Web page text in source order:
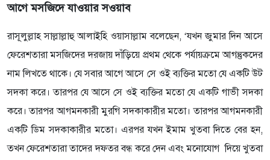
আগে মসজিদে যাওয়ার সওয়াব
রাসূলুল্লাহ সাল্লাল্লাহু আলাইহি ওয়াসাল্লাম বলেছেন, ‘যখন জুমার দিন আসে
ফেরেশতারা মসজিদের দরজায় দাঁড়িয়ে প্রথম থেকে পর্যায়ক্রমে আগন্তুকদের
নাম লিখতে থাকে। যে সবার আগে আসে সে ওই ব্যক্তির মতো যে একটি উট
সদকা করে। তারপর যে আসে সে ওই ব্যক্তির মতো যে একটি গাভী সদকা
করে। তারপর আগমনকারী মুরগি সদকাকারীর মতো। তারপর আগমনকারী
একটি ডিম সদকাকারীর মতো। এরপর যখন ইমাম খুতবা দিতে বের হন,
তখন ফেরেশতারা তাদের দফতর বন্ধ করে দেন এবং মনোযোগ দিয়ে খুতবা